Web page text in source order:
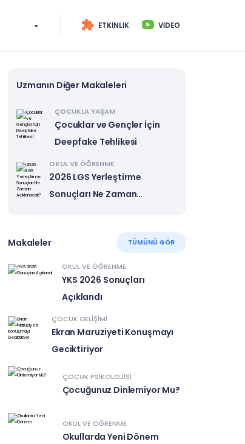
ETKINLIK VIDEO
Uzmanın Diğer Makaleleri
ÇOCUKLA YAŞAM
Çocuklar ve Gençler İçin
Deepfake Tehlikesi
OKUL VE ÖĞRENME
2026 LGS Yerleştirme
Sonuçları Ne Zaman
Makaleler TÜMÜNÜ GÖR
OKUL VE ÖĞRENME
YKS 2026 Sonuçları
Açıklandı
ÇOCUK GELIŞIMI
Ekran Maruziyeti Konuşmayı
Geciktiriyor
ÇOCUK PSIKOLOJISI
Çocuğunuz Dinlemiyor Mu?
OKUL VE ÖĞRENME
Okullarda Yeni Dönem